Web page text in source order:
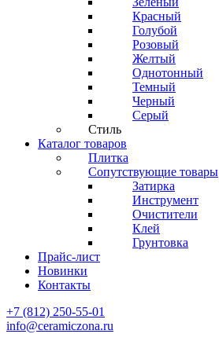
Красный
Голубой
Розовый
Желтый
Однотонный
Темный
Черный
Серый
Стиль
Каталог товаров
Плитка
Сопутствующие товары
Затирка
Инструмент
Очистители
Клей
Грунтовка
Прайс-лист
Новинки
Контакты
+7 (812) 250-55-01
info@ceramiczona.ru